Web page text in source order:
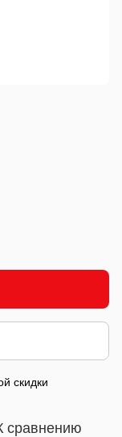
скидки
сравнению